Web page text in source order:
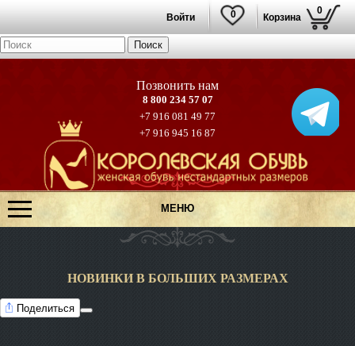
Корзина
0
0
Войти
8 800 234 57 07
+7 916 081 49 77
+7 916 945 16 87
МЕНЮ
НОВИНКИ В БОЛЬШИХ РАЗМЕРАХ
Поделиться